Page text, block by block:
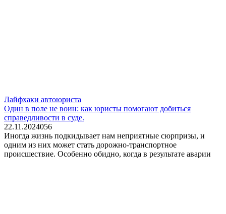
Лайфхаки автоюриста
Один в поле не воин: как юристы помогают добиться
справедливости в суде.
22.11.2024056
Иногда жизнь подкидывает нам неприятные сюрпризы, и
одним из них может стать дорожно-транспортное
происшествие. Особенно обидно, когда в результате аварии